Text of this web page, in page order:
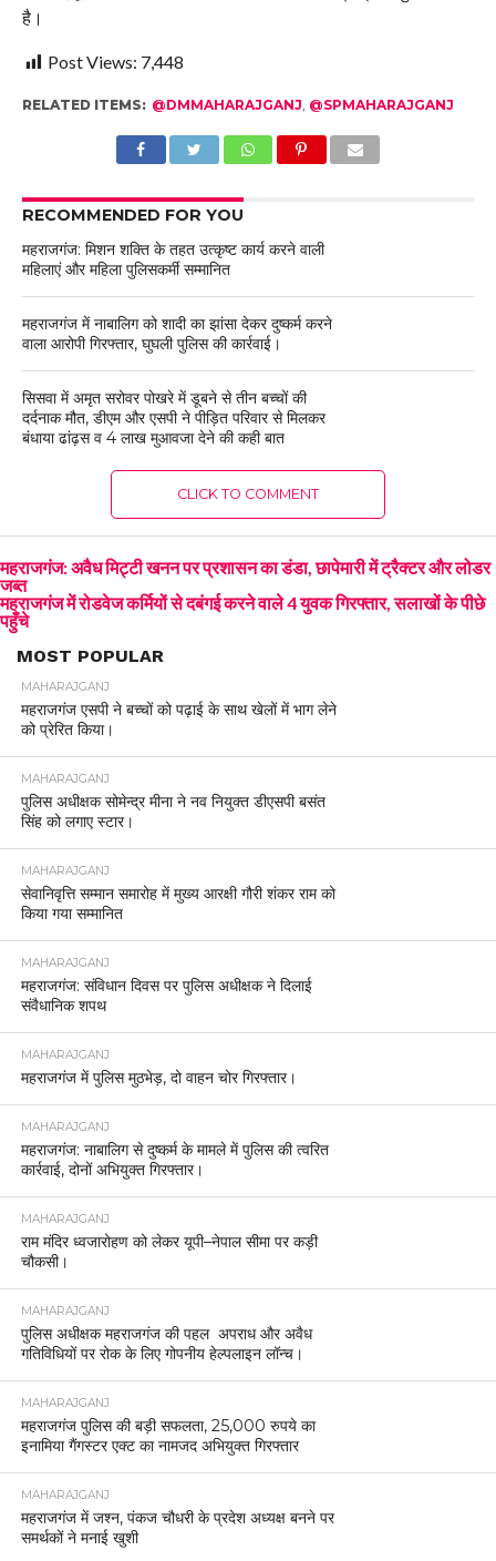
है।
Post Views: 7,448
RELATED ITEMS: @DMMAHARAJGANJ @SPMAHARAJGANJ
RECOMMENDED FOR YOU
महराजगंज: मिशन शक्ति के तहत उत्कृष्ट कार्य करने वाली
महिलाएं और महिला पुलिसकर्मी सम्मानित
महराजगंज में नाबालिग को शादी का झांसा देकर दुष्कर्म करने
वाला आरोपी गिरफ्तार, घुघली पुलिस की कार्रवाई।
सिसवा में अमृत सरोवर पोखरे में डूबने से तीन बच्चों की
दर्दनाक मौत, डीएम और एसपी ने पीड़ित परिवार से मिलकर
बंधाया ढांढ़स व 4 लाख मुआवजा देने की कही बात
CLICK TO COMMENT
महराजगंज: अवैध मिट्टी खनन पर प्रशासन का डंडा, छापेमारी में ट्रैक्टर और लोडर
जब्त
महराजगंज में रोडवेज कर्मियों से दबंगई करने वाले 4 युवक गिरफ्तार, सलाखों के पीछे
पहुँचे
MOST POPULAR
MAHARAJGANJ
महराजगंज एसपी ने बच्चों को पढ़ाई के साथ खेलों में भाग लेने
को प्रेरित किया।
MAHARAJGANJ
पुलिस अधीक्षक सोमेन्द्र मीना ने नव नियुक्त डीएसपी बसंत
सिंह को लगाए स्टार।
MAHARAJGANJ
सेवानिवृत्ति सम्मान समारोह में मुख्य आरक्षी गौरी शंकर राम को
किया गया सम्मानित
MAHARAJGANJ
महराजगंज: संविधान दिवस पर पुलिस अधीक्षक ने दिलाई
संवैधानिक शपथ
MAHARAJGANJ
महराजगंज में पुलिस मुठभेड़, दो वाहन चोर गिरफ्तार।
MAHARAJGANJ
महराजगंज: नाबालिग से दुष्कर्म के मामले में पुलिस की त्वरित
कार्रवाई, दोनों अभियुक्त गिरफ्तार।
MAHARAJGANJ
राम मंदिर ध्वजारोहण को लेकर यूपी–नेपाल सीमा पर कड़ी
चौकसी।
MAHARAJGANJ
पुलिस अधीक्षक महराजगंज की पहल अपराध और अवैध
गतिविधियों पर रोक के लिए गोपनीय हेल्पलाइन लॉन्च।
MAHARAJGANJ
महराजगंज पुलिस की बड़ी सफलता, 25,000 रुपये का
इनामिया गैंगस्टर एक्ट का नामजद अभियुक्त गिरफ्तार
MAHARAJGANJ
महराजगंज में जश्न, पंकज चौधरी के प्रदेश अध्यक्ष बनने पर
समर्थकों ने मनाई खुशी